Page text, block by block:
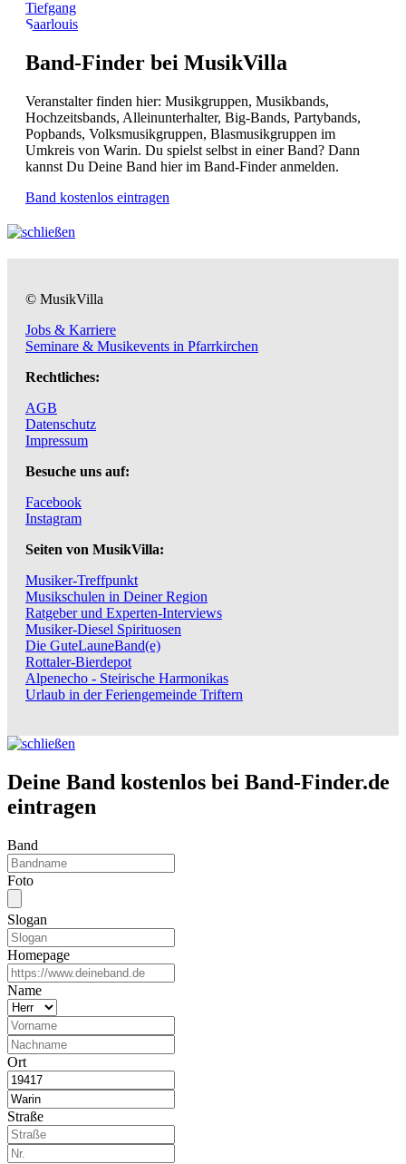
Tiefgang
Saarlouis
Band-Finder bei MusikVilla
Veranstalter finden hier: Musikgruppen, Musikbands,
Hochzeitsbands, Alleinunterhalter, Big-Bands, Partybands,
Popbands, Volksmusikgruppen, Blasmusikgruppen im
Umkreis von Warin. Du spielst selbst in einer Band? Dann
kannst Du Deine Band hier im Band-Finder anmelden.
Band kostenlos eintragen
© MusikVilla
Jobs & Karriere
Seminare & Musikevents in Pfarrkirchen
Rechtliches:
AGB
Datenschutz
Impressum
Besuche uns auf:
Facebook
Instagram
Seiten von MusikVilla:
Musiker-Treffpunkt
Musikschulen in Deiner Region
Ratgeber und Experten-Interviews
Musiker-Diesel Spirituosen
Die GuteLauneBand(e)
Rottaler-Bierdepot
Alpenecho - Steirische Harmonikas
Urlaub in der Feriengemeinde Triftern
Deine Band kostenlos bei Band-Finder.de
eintragen
Band
Foto
Slogan
Homepage
Name
Ort
Straße